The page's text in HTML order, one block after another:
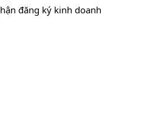
đăng ký kinh doanh